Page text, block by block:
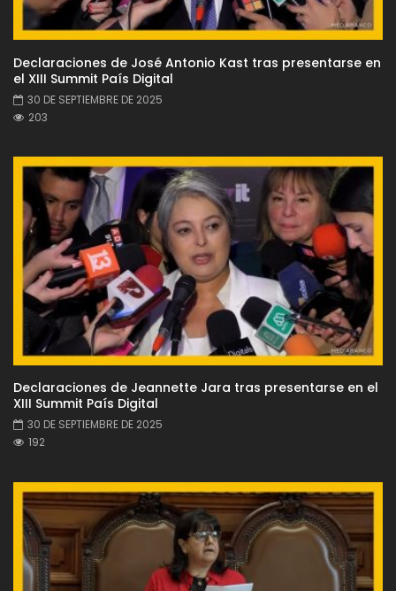
Declaraciones de José Antonio Kast tras presentarse en
el XIII Summit País Digital
30 DE SEPTIEMBRE DE 2025
203
Declaraciones de Jeannette Jara tras presentarse en el
XIII Summit País Digital
30 DE SEPTIEMBRE DE 2025
192